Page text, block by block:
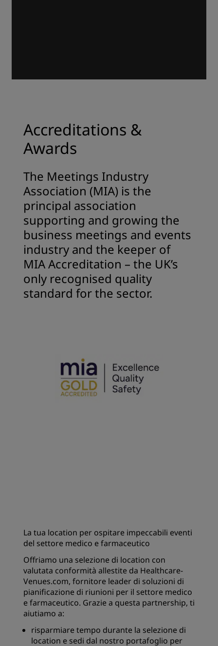
Accreditations &
Awards
The Meetings Industry
Association (MIA) is the
principal association
supporting and growing the
business meetings and events
industry and the keeper of
MIA Accreditation – the UK’s
only recognised quality
standard for the sector.
La tua location per ospitare impeccabili eventi
del settore medico e farmaceutico
Offriamo una selezione di location con
valutata conformità allestite da Healthcare-
Venues.com, fornitore leader di soluzioni di
pianificazione di riunioni per il settore medico
e farmaceutico. Grazie a questa partnership, ti
aiutiamo a:
risparmiare tempo durante la selezione di
location e sedi dal nostro portafoglio per